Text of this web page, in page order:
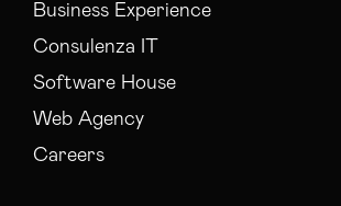
Business Experience
Consulenza IT
Software House
Web Agency
Careers